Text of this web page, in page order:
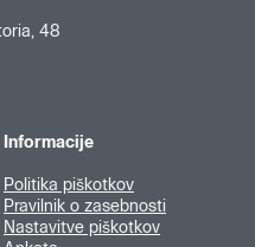
48
Informacije
Politika piškotkov
Pravilnik o zasebnosti
Nastavitve piškotkov